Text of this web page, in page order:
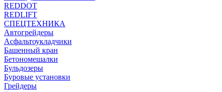
REDDOT
REDLIFT
СПЕЦТЕХНИКА
Автогрейдеры
Асфальтоукладчики
Башенный кран
Бетономешалки
Бульдозеры
Буровые установки
Грейдеры